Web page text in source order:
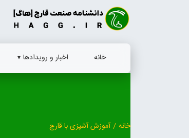
خانه اخبار و رویدادها
خانه / آموزش آشپزی با قارچ